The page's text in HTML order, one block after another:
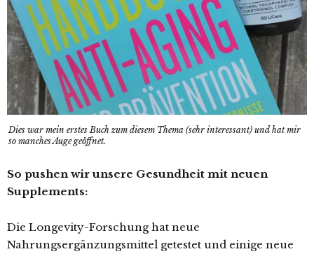
Dies war mein erstes Buch zum diesem Thema (sehr interessant) und hat mir
so manches Auge geöffnet.
So pushen wir unsere Gesundheit mit neuen
Supplements:
Die Longevity-Forschung hat neue
Nahrungsergänzungsmittel getestet und einige neue